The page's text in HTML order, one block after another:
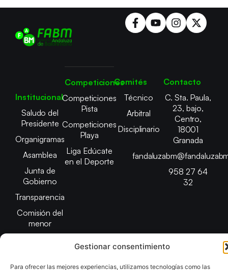
Gestionar consentimiento
Para ofrecer las mejores experiencias, utilizamos tecnologías como las
Institucional
Saludo del
Presidente
Organigramas
Asamblea
Junta de
Gobierno
Transparencia
Comisión del
menor
Competiciones
Competiciones
Pista
Competiciones
Playa
Liga Edúcate
en el Deporte
Comités
Técnico
Arbitral
Disciplinario
Contacto
C. Sta. Paula,
23, bajo,
Centro,
18001
Granada
958 27 64
32